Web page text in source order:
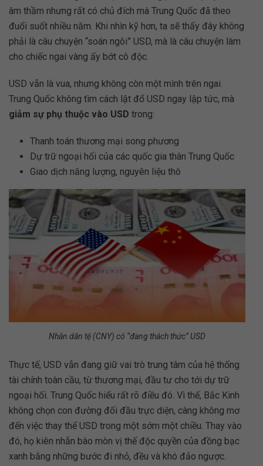
âm thầm nhưng rất có chủ đích mà Trung Quốc đã theo
đuổi suốt nhiều năm. Khi nhìn kỹ hơn, ta sẽ thấy đây không
phải là câu chuyện “soán ngôi” USD, mà là câu chuyện làm
cho chiếc ngai vàng ấy bớt cô độc.
USD vẫn là vua, nhưng không còn một mình trên ngai.
Trung Quốc không tìm cách lật đổ USD ngay lập tức, mà
giảm sự phụ thuộc vào USD trong:
Thanh toán thương mại song phương
Dự trữ ngoại hối của các quốc gia thân Trung Quốc
Giao dịch năng lượng, nguyên liệu thô
Nhân dân tệ (CNY) có “đang thách thức” USD
Thực tế, USD vẫn đang giữ vai trò trung tâm của hệ thống
tài chính toàn cầu, từ thương mại, đầu tư cho tới dự trữ
ngoại hối. Trung Quốc hiểu rất rõ điều đó. Vì thế, Bắc Kinh
không chọn con đường đối đầu trực diện, càng không mơ
đến việc thay thế USD trong một sớm một chiều. Thay vào
đó, họ kiên nhẫn bào mòn vị thế độc quyền của đồng bạc
xanh bằng những bước đi nhỏ, đều và khó đảo ngược.